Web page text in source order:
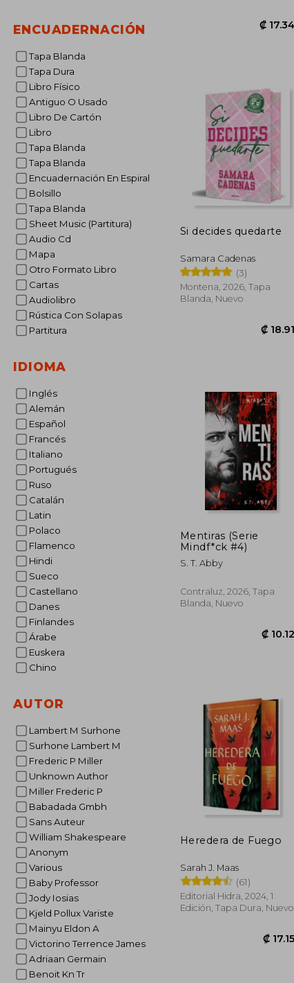
ENCUADERNACIÓN
Tapa Blanda
Tapa Dura
Libro Físico
Antiguo O Usado
Libro De Cartón
Libro
Tapa Blanda
Tapa Blanda
Encuadernación En Espiral
Bolsillo
Tapa Blanda
Sheet Music (Partitura)
Audio Cd
Mapa
Otro Formato Libro
Cartas
Audiolibro
Rústica Con Solapas
Partitura
IDIOMA
Inglés
Alemán
Español
Francés
Italiano
Portugués
Ruso
Catalán
Latin
Polaco
Flamenco
Hindi
Sueco
Castellano
Danes
Finlandes
Árabe
Euskera
Chino
AUTOR
Lambert M Surhone
Surhone Lambert M
Frederic P Miller
Unknown Author
Miller Frederic P
Babadada Gmbh
Sans Auteur
William Shakespeare
Anonym
Various
Baby Professor
Jody Iosias
Kjeld Pollux Variste
Mainyu Eldon A
Victorino Terrence James
Adriaan Germain
Benoit Kn Tr
Si decides quedarte
Samara Cadenas
(3)
Montena, 2026, Tapa
Blanda, Nuevo
Mentiras (Serie
Mindf*ck #4)
S. T. Abby
Contraluz, 2026, Tapa
Blanda, Nuevo
Heredera de Fuego
Sarah J. Maas
(61)
Editorial Hidra, 2024, 1
Edición, Tapa Dura, Nuevo